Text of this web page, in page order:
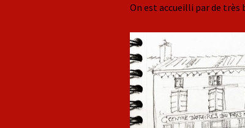
On est accueilli par de très